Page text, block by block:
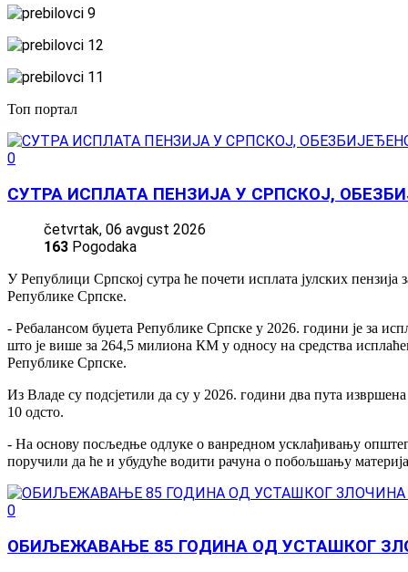
Топ портал
0
СУТРА ИСПЛАТА ПЕНЗИЈА У СРПСКОЈ,
četvrtak, 06 avgust 2026
163 Pogodaka
У Републици Српској сутра ће почети исплата јулских
Републике Српске.
- Ребалансом буџета Републике Српске у 2026. години је за
што је више за 264,5 милиона КМ у односу на средства
Републике Српске.
Из Владе су подсјетили да су у 2026. години два пута
10 одсто.
- На основу посљедње одлуке о ванредном усклађивању општег
поручили да ће и убудуће водити рачуна о побољшању
0
ОБИЉЕЖАВАЊЕ 85 ГОДИНА ОД УСТАШКОГ